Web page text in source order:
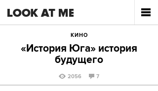
КИНО
«История Юга» история
будущего
2056 7